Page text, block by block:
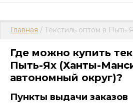
Главная / Текстиль оптом в
Где можно купить
Пыть-Ях (Ханты-
автономный округ)?
Пункты выдачи заказов